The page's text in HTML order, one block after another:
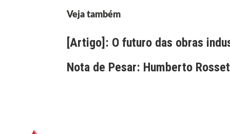
Veja também
[Artigo]: O futuro das obras
Nota de Pesar: Humberto